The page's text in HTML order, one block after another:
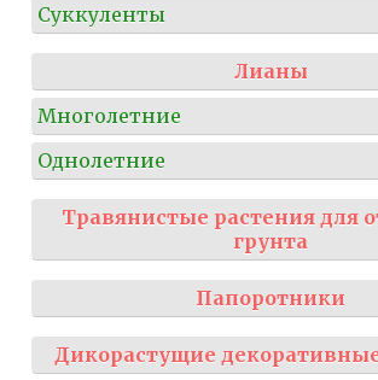
Суккуленты
Лианы
Многолетние
Однолетние
Травянистые растения для
грунта
Папоротники
Дикорастущие